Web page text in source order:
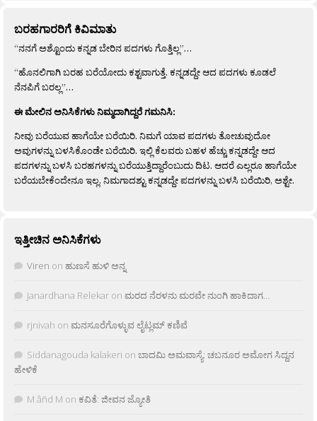
ಬರಹಗಾರರಿಗೆ ಕಿವಿಮಾತು
“ನನಗೆ ಅಶ್ಟೊಂದು ಕನ್ನಡ ಬೇರಿನ ಪದಗಳು ಗೊತ್ತಿಲ್ಲ”…
“ಹೊನಲಿಗಾಗಿ ಬರಹ ಬರೆಯೋದು ಕಶ್ಟವಾಗುತ್ತೆ. ಕನ್ನಡದ್ದೇ ಆದ ಪದಗಳು ಕೂಡಲೆ
ನೆನಪಿಗೆ ಬರಲ್ಲ”…
ಈ ಮೇಲಿನ ಅನಿಸಿಕೆಗಳು ನಿಮ್ಮದಾಗಿದ್ದರೆ ಗಮನಿಸಿ:
ನೀವು ಬರೆಯುವ ಹಾಗೆಯೇ ಬರೆಯಿರಿ. ನಿಮಗೆ ಯಾವ ಪದಗಳು ತೋಚುವುದೋ
ಅವುಗಳನ್ನು ಬಳಸಿಕೊಂಡೇ ಬರೆಯಿರಿ. ಇಲ್ಲಿ ಕೆಲವರು ಬಹಳ ಹೆಚ್ಚು ಕನ್ನಡದ್ದೇ ಆದ
ಪದಗಳನ್ನು ಬಳಸಿ ಬರಹಗಳನ್ನು ಬರೆಯುತ್ತಿದ್ದಾರೆಂಬುದು ದಿಟ. ಆದರೆ ಎಲ್ಲರೂ ಹಾಗೆಯೇ
ಬರೆಯಬೇಕೆಂದೇನೂ ಇಲ್ಲ. ನಿಮಗಾದಶ್ಟು ಕನ್ನಡದ್ದೇ ಪದಗಳನ್ನು ಬಳಸಿ ಬರೆಯಿರಿ, ಅಶ್ಟೇ.
ಇತ್ತೀಚಿನ ಅನಿಸಿಕೆಗಳು
Viren on ಹುಣಸೆ ಹುಳಿ ಅನ್ನ
Janardhana Relekar on ಮರದ ನೆರಳನು ಮರವೇ ನುಂಗಿ ಹಾಕಿದಾಗ…
rjnivah on ಮನಸೂರೆಗೊಳ್ಳುವ ಲೈಟ್ಲಮ್ ಕಣಿವೆ
Siddanagouda kalakeri on ಬಾದಮಿ ಅಮವಾಸ್ಯೆ: ಚಬನೂರ ಅಮೋಗ ಸಿದ್ದನ
ಹೇಳಿಕೆ
M âñd M on ಕವಿತೆ: ಜೀವನ ಜ್ಯೋತಿ